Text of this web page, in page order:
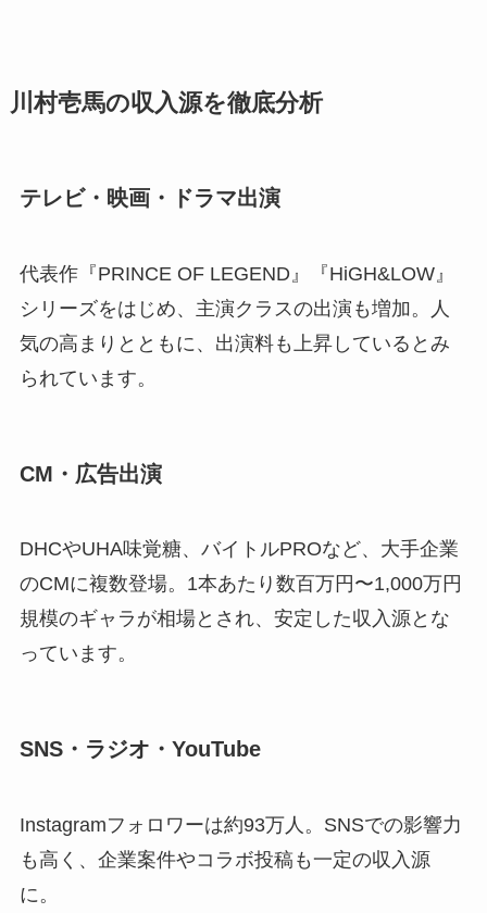
川村壱馬の収入源を徹底分析
テレビ・映画・ドラマ出演
代表作『PRINCE OF LEGEND』『HiGH&LOW』
シリーズをはじめ、主演クラスの出演も増加。人
気の高まりとともに、出演料も上昇しているとみ
られています。
CM・広告出演
DHCやUHA味覚糖、バイトルPROなど、大手企業
のCMに複数登場。1本あたり数百万円〜1,000万円
規模のギャラが相場とされ、安定した収入源とな
っています。
SNS・ラジオ・YouTube
Instagramフォロワーは約93万人。SNSでの影響力
も高く、企業案件やコラボ投稿も一定の収入源
に。